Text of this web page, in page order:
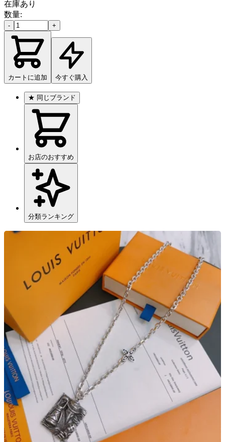
在庫あり
数量:
- +
カートに追加 今すぐ購入
★ 同じブランド
お店のおすすめ
分類ランキング